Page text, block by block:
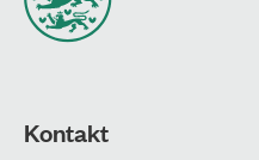
Kontakt